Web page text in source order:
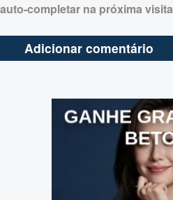
auto-completar na próxima visita